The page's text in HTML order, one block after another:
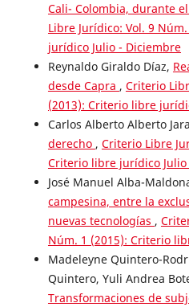
Cali- Colombia, durante
Libre Jurídico: Vol. 9
jurídico Julio - Diciembre
Reynaldo Giraldo Díaz,
desde Capra , Criterio
(2013): Criterio libre
Carlos Alberto Alberto
derecho , Criterio Libre
Criterio libre jurídico
José Manuel Alba-
campesina, entre la
nuevas tecnologías ,
Núm. 1 (2015): Criterio
Madeleyne Quintero-
Quintero, Yuli Andrea
Transformaciones de